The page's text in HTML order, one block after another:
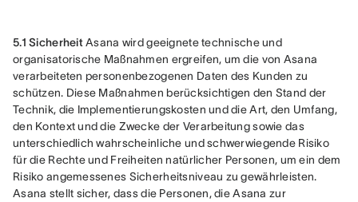
5.1 Sicherheit Asana wird geeignete technische und
organisatorische Maßnahmen ergreifen, um die von Asana
verarbeiteten personenbezogenen Daten des Kunden zu
schützen. Diese Maßnahmen berücksichtigen den Stand der
Technik, die Implementierungskosten und die Art, den Umfang,
den Kontext und die Zwecke der Verarbeitung sowie das
unterschiedlich wahrscheinliche und schwerwiegende Risiko
für die Rechte und Freiheiten natürlicher Personen, um ein dem
Risiko angemessenes Sicherheitsniveau zu gewährleisten.
Asana stellt sicher, dass die Personen, die Asana zur